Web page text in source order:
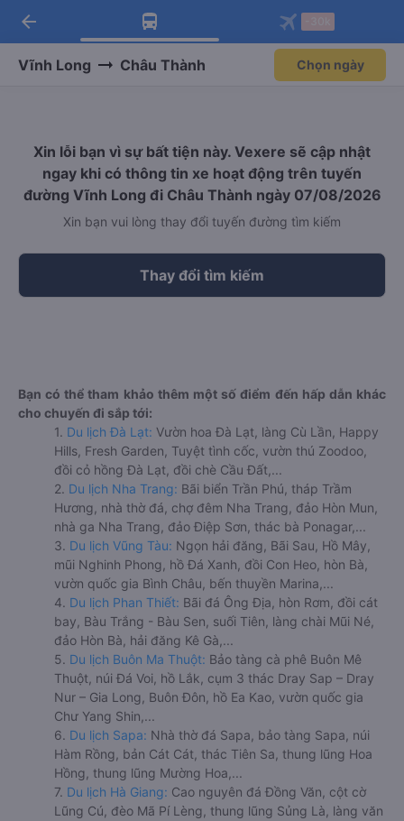
Tải app Vexere ngay!
Nhận ưu đãi thành viên độc
Mở app
Tải app Vexere
-30k/ghế khi đặt vé máy bay qua
Mở app
arrow_back
Vĩnh Long Châu Thành Chọn ngày
Xin lỗi bạn vì sự bất tiện này. Vexere sẽ cập nhật
ngay khi có thông tin xe hoạt động trên tuyến
đường Vĩnh Long đi Châu Thành ngày 07/08/2026
Xin bạn vui lòng thay đổi tuyến đường tìm kiếm
Thay đổi tìm kiếm
Bạn có thể tham khảo thêm một số điểm đến hấp dẫn khác
cho chuyến đi sắp tới:
1. Du lịch Đà Lạt: Vườn hoa Đà Lạt, làng Cù Lần, Happy
Hills, Fresh Garden, Tuyệt tình cốc, vườn thú Zoodoo,
đồi cỏ hồng Đà Lạt, đồi chè Cầu Đất,...
2. Du lịch Nha Trang: Bãi biển Trần Phú, tháp Trầm
Hương, nhà thờ đá, chợ đêm Nha Trang, đảo Hòn Mun,
nhà ga Nha Trang, đảo Điệp Sơn, thác bà Ponagar,...
3. Du lịch Vũng Tàu: Ngọn hải đăng, Bãi Sau, Hồ Mây,
mũi Nghinh Phong, hồ Đá Xanh, đồi Con Heo, hòn Bà,
vườn quốc gia Bình Châu, bến thuyền Marina,...
4. Du lịch Phan Thiết: Bãi đá Ông Địa, hòn Rơm, đồi cát
bay, Bàu Trắng - Bàu Sen, suối Tiên, làng chài Mũi Né,
đảo Hòn Bà, hải đăng Kê Gà,...
5. Du lịch Buôn Ma Thuột: Bảo tàng cà phê Buôn Mê
Thuột, núi Đá Voi, hồ Lắk, cụm 3 thác Dray Sap – Dray
Nur – Gia Long, Buôn Đôn, hồ Ea Kao, vườn quốc gia
Chư Yang Shin,...
6. Du lịch Sapa: Nhà thờ đá Sapa, bảo tàng Sapa, núi
Hàm Rồng, bản Cát Cát, thác Tiên Sa, thung lũng Hoa
Hồng, thung lũng Mường Hoa,...
7. Du lịch Hà Giang: Cao nguyên đá Đồng Văn, cột cờ
Lũng Cú, đèo Mã Pí Lèng, thung lũng Sủng Là, làng văn